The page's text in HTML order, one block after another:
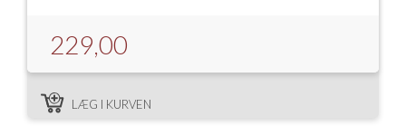
229,00
LÆG I KURVEN